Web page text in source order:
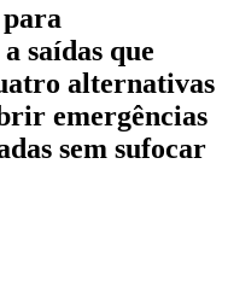
saídas que
alternativas
emergências
sem sufocar